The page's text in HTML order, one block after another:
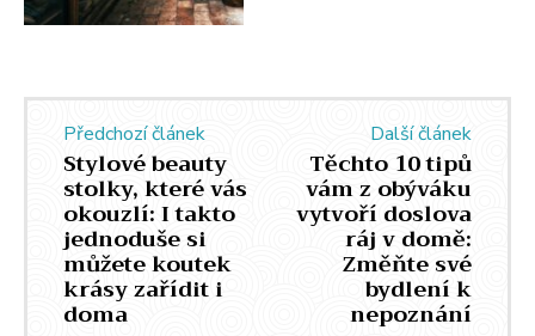
Předchozí článek
Stylové beauty
stolky, které vás
okouzlí: I takto
jednoduše si
můžete koutek
krásy zařídit i
doma
Další článek
Těchto 10 tipů
vám z obýváku
vytvoří doslova
ráj v domě:
Změňte své
bydlení k
nepoznání